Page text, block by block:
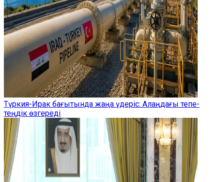
Түркия-Ирак бағытында жаңа үдеріс: Алаңдағы тепе-
теңдік өзгереді